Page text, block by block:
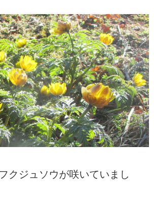
クジュソウが咲いていまし